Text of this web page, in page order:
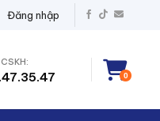
Đăng nhập
0